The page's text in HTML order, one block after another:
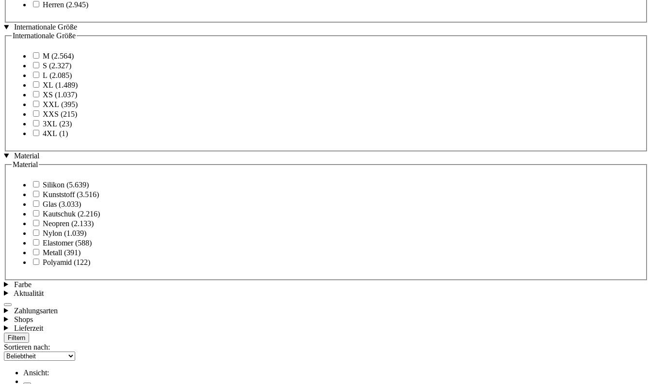
Herren (2.945)
Internationale Größe
Internationale Größe
M (2.564)
S (2.327)
L (2.085)
XL (1.489)
XS (1.037)
XXL (395)
XXS (215)
3XL (23)
4XL (1)
Material
Material
Silikon (5.639)
Kunststoff (3.516)
Glas (3.033)
Kautschuk (2.216)
Neopren (2.133)
Nylon (1.039)
Elastomer (588)
Metall (391)
Polyamid (122)
Farbe
Aktualität
Zahlungsarten
Shops
Lieferzeit
Filtern
Sortieren nach:
Ansicht: